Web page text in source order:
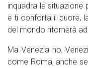
inquadra la situazione
e ti conforta il cuore,
del mondo ritornerà
Ma Venezia no,
come Roma, anche